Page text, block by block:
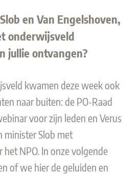
en Van Engelshoven,
onderwijsveld
jullie ontvangen?
kwamen deze week ook
naar buiten: de PO-Raad
voor zijn leden en Verus
minister Slob met
NPO. In onze volgende
of we hier de geluiden en